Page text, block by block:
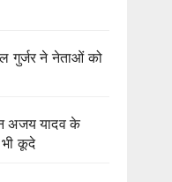
गुर्जर ने नेताओं को
अजय यादव के
भी कूदे